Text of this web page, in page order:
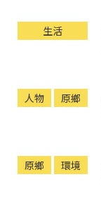
生活
人物 原鄉
原鄉 環境